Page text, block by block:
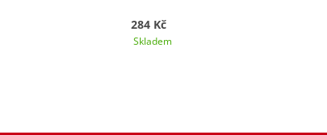
284 Kč
Skladem